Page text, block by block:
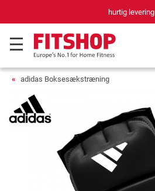
hurtig levering
adidas Boksesækstræning